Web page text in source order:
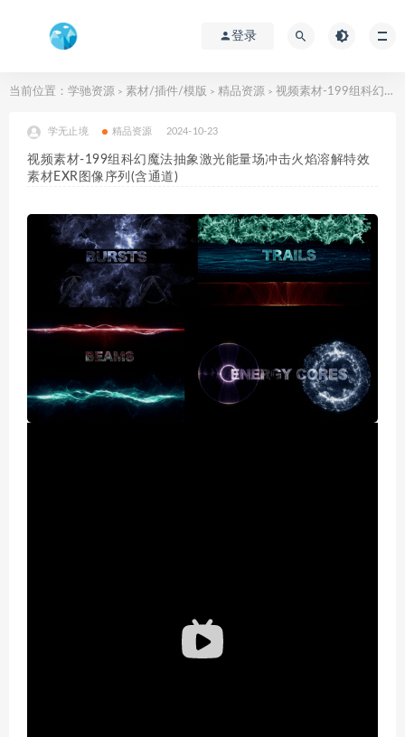
登录
当前位置： 学驰资源 > 素材/插件/模版 > 精品资源 > 视频素材-199组科幻魔法抽象激光能量场冲击火焰溶解特效素材EXR图像序列(含通道)
学无止境 精品资源 2024-10-23
视频素材-199组科幻魔法抽象激光能量场冲击火焰溶解特效
素材EXR图像序列(含通道)